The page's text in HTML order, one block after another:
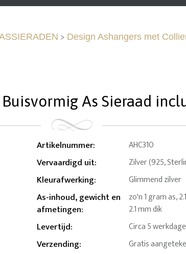
> Design Ashangers met
As Sieraad
Artikelnummer: AHC310
Vervaardigd uit: Zilver (925,
Kleurafwerking: Glimmend zilver
As-inhoud, gewicht en
afmetingen:
zo'n 1 gram as,
2.1 mm dik
Levertijd: Circa 5
Verzending: Gratis